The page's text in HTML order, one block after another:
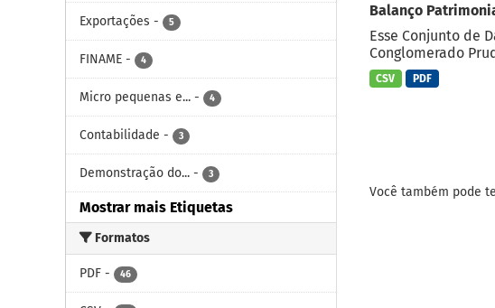
Exportações - 5
FINAME - 4
Micro pequenas e... - 4
Contabilidade - 3
Demonstração do... - 3
Mostrar mais Etiquetas
Formatos
PDF - 46
Balanço
Esse Conjunto de
Conglomerado
CSV PDF
Você também pode